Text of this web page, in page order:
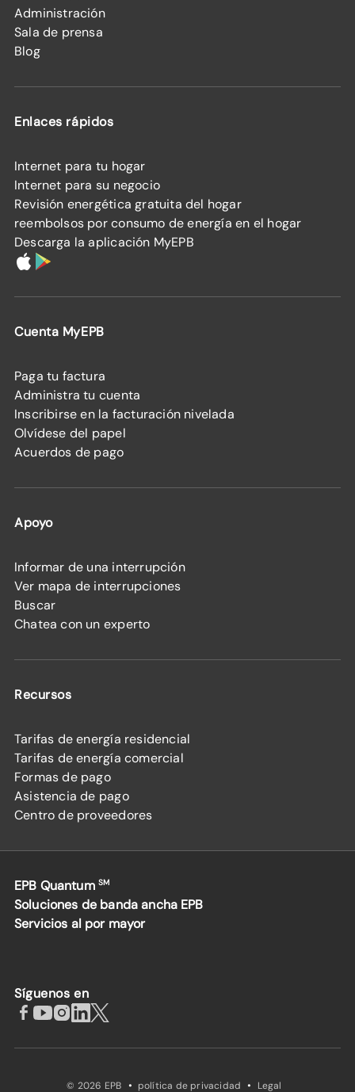
Administración
Sala de prensa
Blog
Enlaces rápidos
Internet para tu hogar
Internet para su negocio
Revisión energética gratuita del hogar
reembolsos por consumo de energía en el hogar
Descarga la aplicación MyEPB
Cuenta MyEPB
Paga tu factura
Administra tu cuenta
Inscribirse en la facturación nivelada
Olvídese del papel
Acuerdos de pago
Apoyo
Informar de una interrupción
Ver mapa de interrupciones
Buscar
Chatea con un experto
Recursos
Tarifas de energía residencial
Tarifas de energía comercial
Formas de pago
Asistencia de pago
Centro de proveedores
EPB Quantum SM
Soluciones de banda ancha EPB
Servicios al por mayor
Síguenos en
© 2026 EPB · política de privacidad · Legal